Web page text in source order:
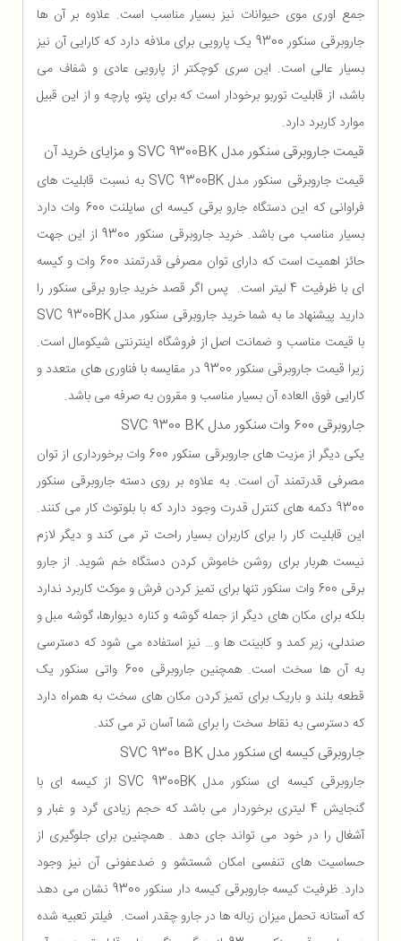
جمع اوری موی حیوانات نیز بسیار مناسب است. علاوه بر آن ها
جاروبرقی سنکور 9300 یک پارویی برای ملافه دارد که کارایی آن نیز
بسیار عالی است. این سری کوچکتر از پارویی عادی و شفاف می
باشد، از قابلیت توربو برخودار است که برای پتو، پارچه و از این قبیل
موارد کاربرد دارد.
قیمت جاروبرقی سنکور مدل SVC 9300BK و مزایای خرید آن
قیمت جاروبرقی سنکور مدل SVC 9300BK به نسبت قابلیت های
فراوانی که این دستگاه جارو برقی کیسه ای سایلنت 600 وات دارد
بسیار مناسب می باشد. خرید جاروبرقی سنکور 9300 از این جهت
حائز اهمیت است که دارای توان مصرفی قدرتمند 600 وات و کیسه
ای با ظرفیت 4 لیتر است. پس اگر قصد خرید جارو برقی سنکور را
دارید پیشنهاد ما به شما خرید جاروبرقی سنکور مدل SVC 9300BK
با قیمت مناسب و ضمانت اصل از فروشگاه اینترنتی شیکومال است.
زیرا قیمت جاروبرقی سنکور 9300 در مقایسه با فناوری های متعدد و
کارایی فوق العاده آن بسیار مناسب و مقرون به صرفه می باشد.
جاروبرقی 600 وات سنکور مدل SVC 9300 BK
یکی دیگر از مزیت های جاروبرقی سنکور 600 وات برخورداری از توان
مصرفی قدرتمند آن است. به علاوه بر روی دسته جاروبرقی سنکور
9300 دکمه های کنترل قدرت وجود دارد که با بلوتوث کار می کنند.
این قابلیت کار را برای کاربران بسیار راحت تر می کند و دیگر لازم
نیست هربار برای روشن خاموش کردن دستگاه خم شوید. از جارو
برقی 600 وات سنکور تنها برای تمیز کردن فرش و موکت کاربرد ندارد
بلکه برای مکان های دیگر از جمله گوشه و کناره دیوارها، گوشه مبل و
صندلی، زیر کمد و کابینت ها و… نیز استفاده می شود که دسترسی
به آن ها سخت است. همچنین جاروبرقی 600 واتی سنکور یک
قطعه بلند و باریک برای تمیز کردن مکان های سخت به همراه دارد
که دسترسی به نقاط سخت را برای شما آسان تر می کند.
جاروبرقی کیسه ای سنکور مدل SVC 9300 BK
جاروبرقی کیسه ای سنکور مدل SVC 9300BK از کیسه ای با
گنجایش 4 لیتری برخوردار می باشد که حجم زیادی گرد و غبار و
آشغال را در خود می تواند جای دهد . همچنین برای جلوگیری از
حساسیت های تنفسی امکان شستشو و ضدعفونی آن نیز وجود
دارد. ظرفیت کیسه جاروبرقی کیسه دار سنکور 9300 نشان می دهد
که آستانه تحمل میزان زباله ها در جارو چقدر است. فیلتر تعبیه شده